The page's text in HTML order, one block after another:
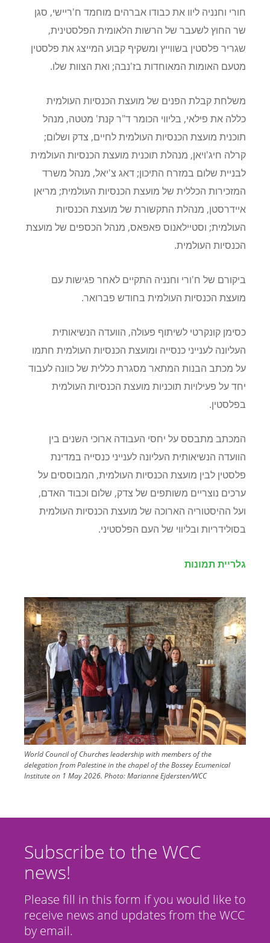
חורי וחנניה ליוו את כבודו אברהים מוחמד ח'ריישי, סגן
שר החוץ לשעבר של הרשות הלאומית הפלסטינית,
שגריר פלסטין בשווייץ ומשקיף קבוע המייצג את פלסטין
מטעם האומות המאוחדות בז'נבה; ואת הצוות שלו.
משלחת קבלת הפנים של מועצת הכנסיות העולמית
כללה את פילאי, בליווי הכומר ד"ר קנת' מטטה, מנהל
תוכנית מועצת הכנסיות העולמית לחיים, צדק ושלום;
קרלה חיג'ויאן, מנהלת תוכנית מועצת הכנסיות העולמית
לבניית שלום במזרח התיכון; דאג צ'יאל, מנהל משרד
המזכירות הכללית של מועצת הכנסיות העולמית; מריאן
איידרסטן, מנהלת התקשורת של מועצת הכנסיות
העולמית; וסטיילאנוס פאפאס, מנהל הכספים של מועצת
הכנסיות העולמית.
ביקורם של ח'ורי וחנניה התקיים לאחר פגישות עם
מועצת הכנסיות העולמית בחודש פברואר.
כסימן קונקרטי לשיתוף פעולה, הוועדה הנשיאותית
העליונה לענייני כנסייה ומועצת הכנסיות העולמית חתמו
על מכתב הבנות המתאר מסגרת כללית של כוונה לעבוד
יחד על פעילויות תוכניות מועצת הכנסיות העולמית
בפלסטין.
המכתב מתבסס על יחסי העבודה ארוכי השנים בין
הוועדה הנשיאותית העליונה לענייני כנסייה במדינת
פלסטין לבין מועצת הכנסיות העולמית, המבוססים על
ערכים נוצריים משותפים של צדק, שלום וכבוד האדם,
ועל ההיסטוריה הארוכה של מועצת הכנסיות העולמית
בסולידריות ובליווי של העם הפלסטיני.
גלריית תמונות
Image
World Council of Churches leadership with members of the
delegation from Palestine in the chapel of the Bossey Ecumenical
Institute on 1 May 2026. Photo:Marianne Ejdersten/WCC
Subscribe to the WCC
news!
Please fill in this form if you would like to
receive news and updates from the WCC
by email.